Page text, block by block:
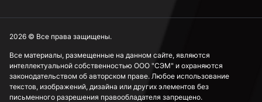
Все материалы, размещенные на данном сайте, являются
интеллектуальной собственностью ООО "СЭМ" и охраняются
законодательством об авторском праве. Любое использование
текстов, изображений, дизайна или других элементов без
письменного разрешения правообладателя запрещено.
2026 © Все права защищены.